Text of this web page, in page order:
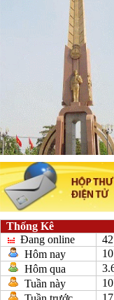
Thống Kê
Đang online
Hôm nay
Hôm qua
Tuần này